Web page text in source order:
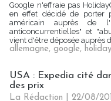
Google n'effraie pas
en effet décidé de porter
américain auprès de
anticoncurrentielles" et
vient d'être déposée auprès
allemagne, google,
USA : Expedia cité
des prix
La Rédaction | 22/08/